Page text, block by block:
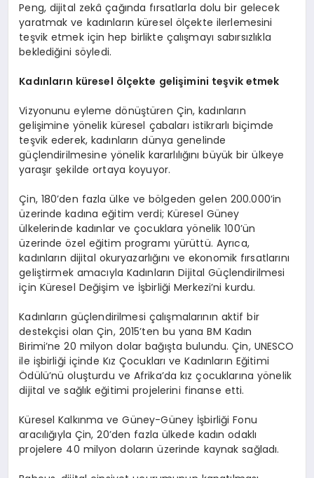
Peng, dijital zekâ çağında fırsatlarla dolu bir gelecek
yaratmak ve kadınların küresel ölçekte ilerlemesini
teşvik etmek için hep birlikte çalışmayı sabırsızlıkla
beklediğini söyledi.
Kadınların küresel ölçekte gelişimini teşvik etmek
Vizyonunu eyleme dönüştüren Çin, kadınların
gelişimine yönelik küresel çabaları istikrarlı biçimde
teşvik ederek, kadınların dünya genelinde
güçlendirilmesine yönelik kararlılığını büyük bir ülkeye
yaraşır şekilde ortaya koyuyor.
Çin, 180’den fazla ülke ve bölgeden gelen 200.000’in
üzerinde kadına eğitim verdi; Küresel Güney
ülkelerinde kadınlar ve çocuklara yönelik 100’ün
üzerinde özel eğitim programı yürüttü. Ayrıca,
kadınların dijital okuryazarlığını ve ekonomik fırsatlarını
geliştirmek amacıyla Kadınların Dijital Güçlendirilmesi
için Küresel Değişim ve İşbirliği Merkezi’ni kurdu.
Kadınların güçlendirilmesi çalışmalarının aktif bir
destekçisi olan Çin, 2015’ten bu yana BM Kadın
Birimi’ne 20 milyon dolar bağışta bulundu. Çin, UNESCO
ile işbirliği içinde Kız Çocukları ve Kadınların Eğitimi
Ödülü’nü oluşturdu ve Afrika’da kız çocuklarına yönelik
dijital ve sağlık eğitimi projelerini finanse etti.
Küresel Kalkınma ve Güney-Güney İşbirliği Fonu
aracılığıyla Çin, 20’den fazla ülkede kadın odaklı
projelere 40 milyon doların üzerinde kaynak sağladı.